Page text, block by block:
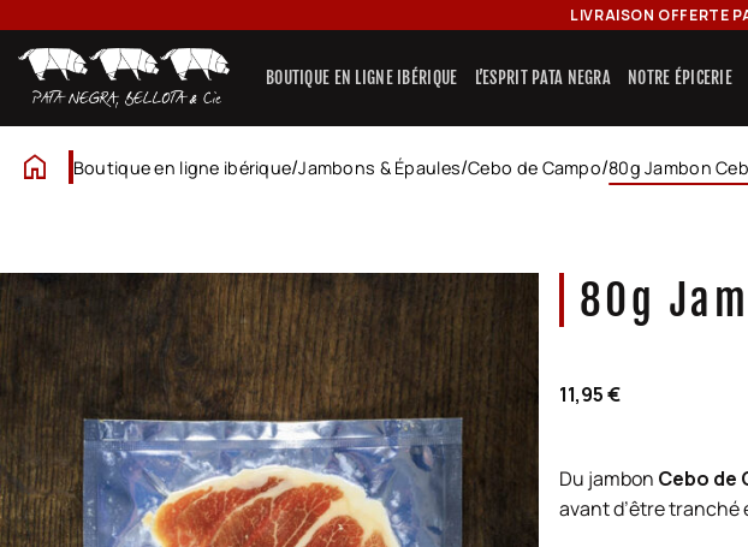
contenu
LIVRAISON OFFERTE
BOUTIQUE EN LIGNE IBÉRIQUE L’ESPRIT PATA NEGRA NOTRE ÉPICERIE
home Boutique en ligne ibérique/Jambons & Épaules/Cebo de Campo/80g Jambon
80g
11,95€
Du jambon Cebo de
avant d’être tranché